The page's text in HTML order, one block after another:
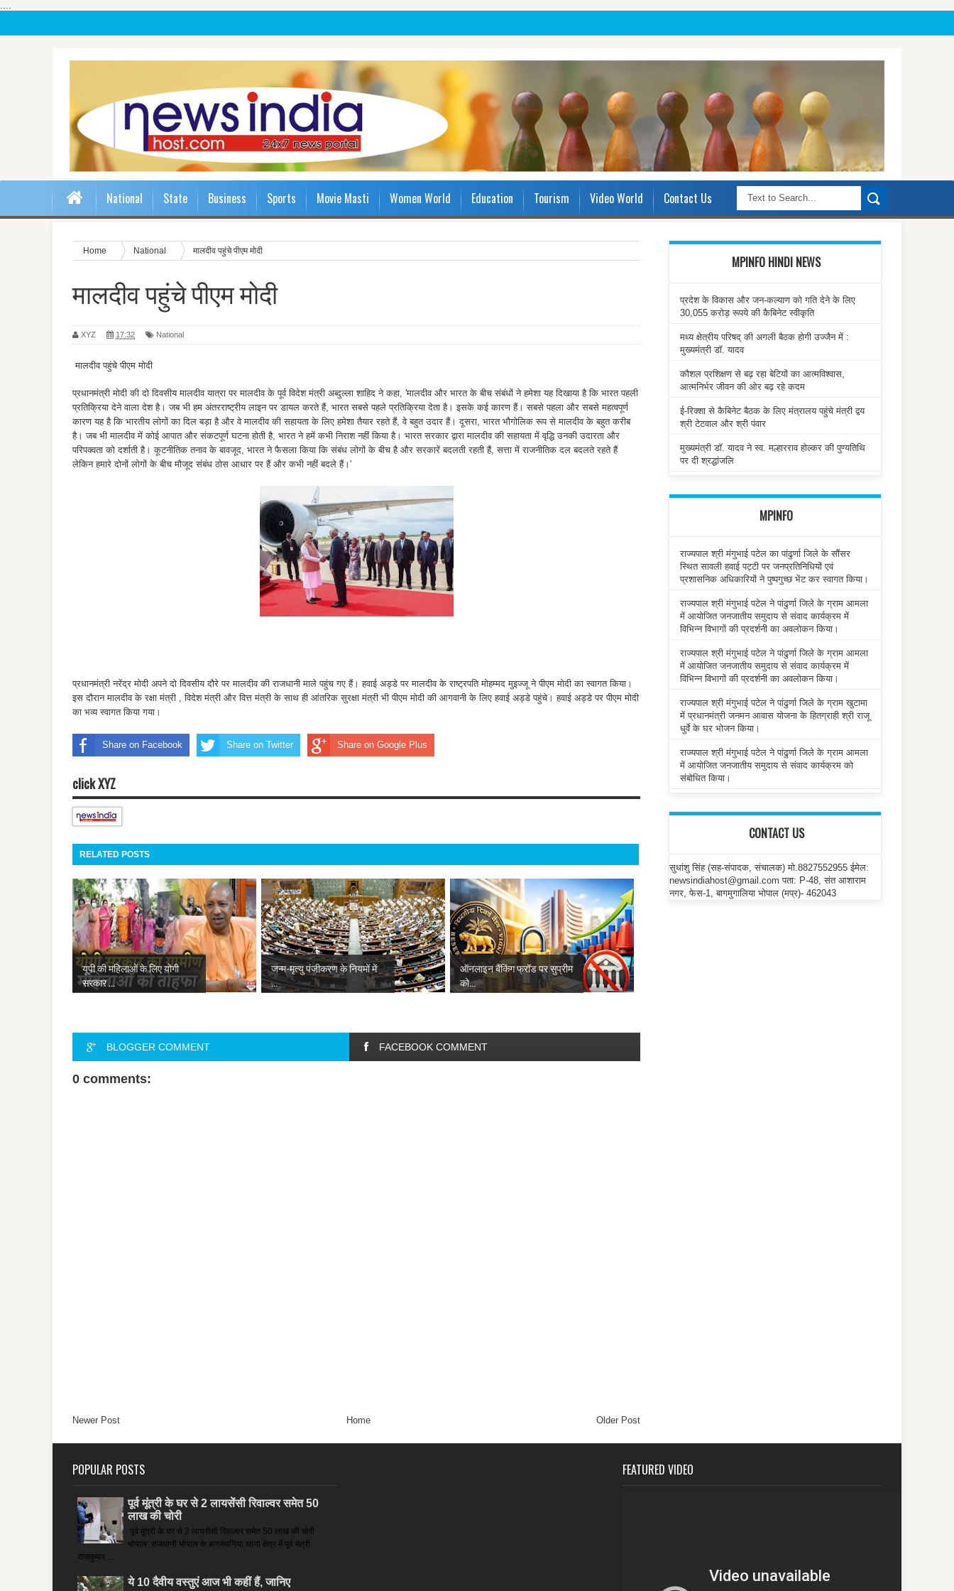
....
National State Business Sports Movie Masti Women World Education Tourism Video World Contact Us
Home National मालदीव पहुंचे पीएम मोदी
मालदीव पहुंचे पीएम मोदी
XYZ 17:32 National
मालदीव पहुंचे पीएम मोदी
प्रधानमंत्री मोदी की दो दिवसीय मालदीव यात्रा पर मालदीव के पूर्व विदेश मंत्री अब्दुल्ला शाहिद ने कहा, 'मालदीव और भारत के बीच संबंधों ने हमेशा यह दिखाया है कि भारत पहली
प्रतिक्रिया देने वाला देश है। जब भी हम अंतरराष्ट्रीय लाइन पर डायल करते हैं, भारत सबसे पहले प्रतिक्रिया देता है। इसके कई कारण हैं। सबसे पहला और सबसे महत्वपूर्ण
कारण यह है कि भारतीय लोगों का दिल बड़ा है और वे मालदीव की सहायता के लिए हमेशा तैयार रहते हैं, वे बहुत उदार हैं। दूसरा, भारत भौगोलिक रूप से मालदीव के बहुत करीब
है। जब भी मालदीव में कोई आपात और संकटपूर्ण घटना होती है, भारत ने हमें कभी निराश नहीं किया है। भारत सरकार द्वारा मालदीव की सहायता में वृद्धि उनकी उदारता और
परिपक्वता को दर्शाती है। कूटनीतिक तनाव के बावजूद, भारत ने फैसला किया कि संबंध लोगों के बीच है और सरकारें बदलती रहती हैं, सत्ता में राजनीतिक दल बदलते रहते हैं
लेकिन हमारे दोनों लोगों के बीच मौजूद संबंध ठोस आधार पर हैं और कभी नहीं बदले हैं।'
प्रधानमंत्री नरेंद्र मोदी अपने दो दिवसीय दौरे पर मालदीव की राजधानी माले पहुंच गए हैं। हवाई अड्डे पर मालदीव के राष्ट्रपति मोहम्मद मुइज्जू ने पीएम मोदी का स्वागत किया।
इस दौरान मालदीव के रक्षा मंत्री , विदेश मंत्री और वित्त मंत्री के साथ ही आंतरिक सुरक्षा मंत्री भी पीएम मोदी की आगवानी के लिए हवाई अड्डे पहुंचे। हवाई अड्डे पर पीएम मोदी
का भव्य स्वागत किया गया।
Share on Facebook Share on Twitter Share on Google Plus
click XYZ
RELATED POSTS
यूपी की महिलाओं के लिए योगी
सरकार ...
जन्म-मृत्यु पंजीकरण के नियमों में
...
ऑनलाइन बैंकिंग फ्रॉड पर सुप्रीम
को...
BLOGGER COMMENT FACEBOOK COMMENT
0 comments:
Newer Post Older Post
Home
MPINFO HINDI NEWS
प्रदेश के विकास और जन-कल्याण को गति देने के लिए
30,055 करोड़ रूपये की कैबिनेट स्वीकृति
मध्य क्षेत्रीय परिषद् की अगली बैठक होगी उज्जैन में :
मुख्यमंत्री डॉ. यादव
कौशल प्रशिक्षण से बढ़ रहा बेटियों का आत्मविश्वास,
आत्मनिर्भर जीवन की ओर बढ़ रहे कदम
ई-रिक्शा से कैबिनेट बैठक के लिए मंत्रालय पहुंचे मंत्री द्वय
श्री टेटवाल और श्री पंवार
मुख्यमंत्री डॉ. यादव ने स्व. मल्हारराव होल्कर की पुण्यतिथि
पर दी श्रद्धांजलि
MPINFO
राज्यपाल श्री मंगुभाई पटेल का पांढुर्णा जिले के सौंसर
स्थित सावली हवाई पट्टी पर जनप्रतिनिधियों एवं
प्रशासनिक अधिकारियों ने पुष्पगुच्छ भेंट कर स्वागत किया।
राज्यपाल श्री मंगुभाई पटेल ने पांढुर्णा जिले के ग्राम आमला
में आयोजित जनजातीय समुदाय से संवाद कार्यक्रम में
विभिन्न विभागों की प्रदर्शनी का अवलोकन किया।
राज्यपाल श्री मंगुभाई पटेल ने पांढुर्णा जिले के ग्राम आमला
में आयोजित जनजातीय समुदाय से संवाद कार्यक्रम में
विभिन्न विभागों की प्रदर्शनी का अवलोकन किया।
राज्यपाल श्री मंगुभाई पटेल ने पांढुर्णा जिले के ग्राम खुटामा
में प्रधानमंत्री जनमन आवास योजना के हितग्राही श्री राजू
धुर्वे के घर भोजन किया।
राज्यपाल श्री मंगुभाई पटेल ने पांढुर्णा जिले के ग्राम आमला
में आयोजित जनजातीय समुदाय से संवाद कार्यक्रम को
संबोधित किया।
CONTACT US
सुधांशु सिंह (सह-संपादक, संचालक) मो.8827552955 ईमेल:
newsindiahost@gmail.com पता: P-48, संत आशाराम
नगर, फेस-1, बागमुगालिया भोपाल (मप्र)- 462043
POPULAR POSTS
पूर्व मूंत्री के घर से 2 लायसेंसी रिवाल्वर समेत 50
लाख की चोरी
पूर्व मूंत्री के घर से 2 लायसेंसी रिवाल्वर समेत 50 लाख की चोरी
भोपाल: राजधानी भोपाल के बागसेवनिया थाना क्षेत्र में पूर्व मंत्री
राजकुमार ...
ये 10 दैवीय वस्तुएं आज भी कहीं हैं, जानिए
FEATURED VIDEO